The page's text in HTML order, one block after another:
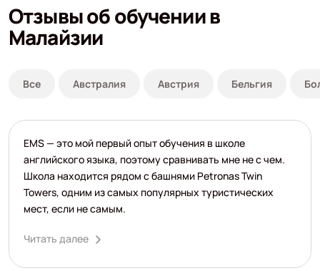
Отзывы об обучении в
Малайзии
Все Австралия Австрия Бельгия
EMS — это мой первый опыт обучения в школе
английского языка, поэтому сравнивать мне не с чем.
Школа находится рядом с башнями Petronas Twin
Towers, одним из самых популярных туристических
мест, если не самым.
Читать далее